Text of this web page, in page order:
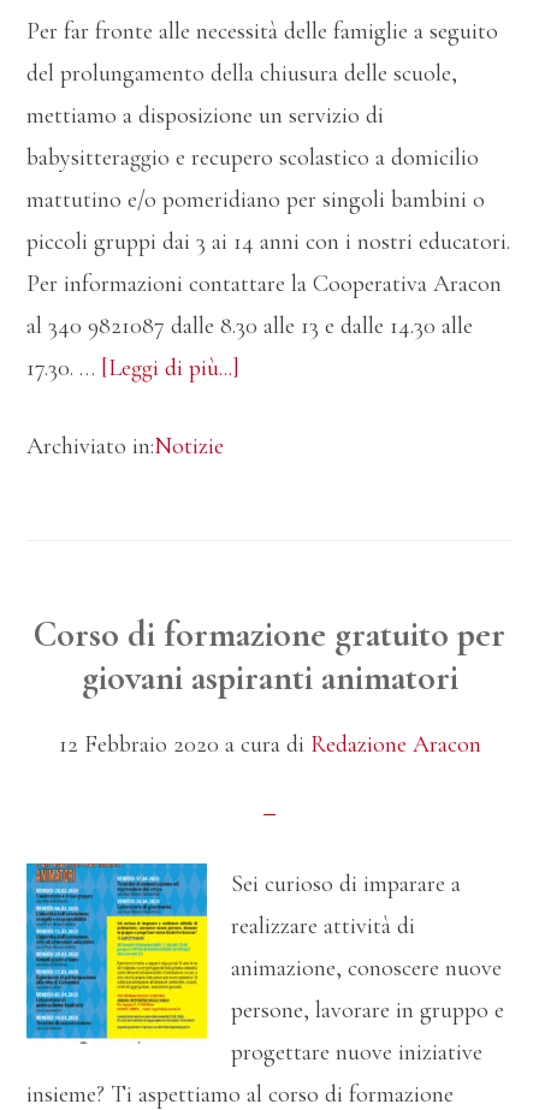
Per far fronte alle necessità delle famiglie a seguito
del prolungamento della chiusura delle scuole,
mettiamo a disposizione un servizio di
babysitteraggio e recupero scolastico a domicilio
mattutino e/o pomeridiano per singoli bambini o
piccoli gruppi dai 3 ai 14 anni con i nostri educatori.
Per informazioni contattare la Cooperativa Aracon
al 340 9821087 dalle 8.30 alle 13 e dalle 14.30 alle
17.30. … [Leggi di più...]
Archiviato in:Notizie
Corso di formazione gratuito per
giovani aspiranti animatori
12 Febbraio 2020 a cura di Redazione Aracon
Sei curioso di imparare a
realizzare attività di
animazione, conoscere nuove
persone, lavorare in gruppo e
progettare nuove iniziative
insieme? Ti aspettiamo al corso di formazione